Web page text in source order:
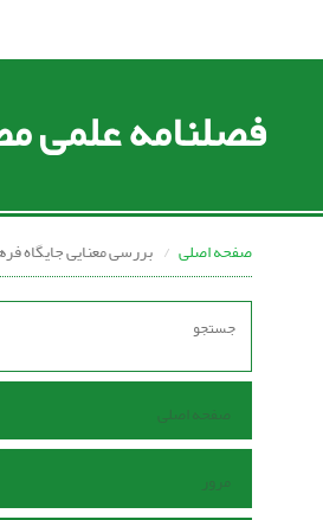
فصلنامه علمی
صفحه اصلی بررسی معنایی جایگاه
صفحه اصلی
مرور